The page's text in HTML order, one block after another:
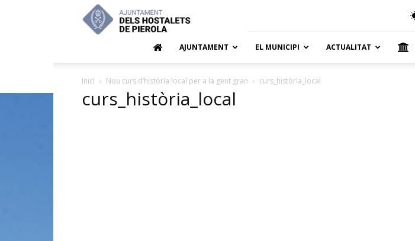
Hostalets
de
AJUNTAMENT EL MUNICIPI ACTUALITAT
Inici Nou curs d’història local per a la gent gran curs_història_local
curs_història_local